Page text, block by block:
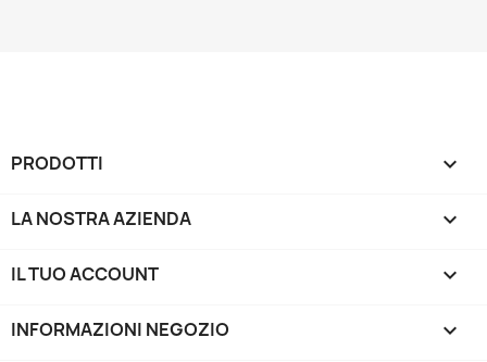
PRODOTTI 
LA NOSTRA AZIENDA 
IL TUO ACCOUNT 
INFORMAZIONI NEGOZIO keyboard_arrow_down